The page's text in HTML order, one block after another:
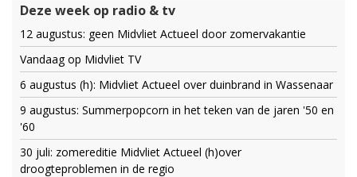
Deze week op radio & tv
12 augustus: geen Midvliet Actueel door zomervakantie
Vandaag op Midvliet TV
6 augustus (h): Midvliet Actueel over duinbrand in Wassenaar
9 augustus: Summerpopcorn in het teken van de jaren '50 en
'60
30 juli: zomereditie Midvliet Actueel (h)over
droogteproblemen in de regio